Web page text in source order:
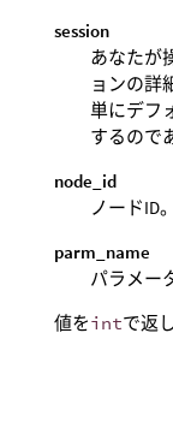
session
あなたが
ョンの詳
単にデフ
するので
node_id
ノードID。
parm_name
パラメー
値をintで返